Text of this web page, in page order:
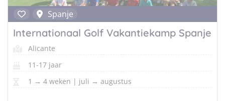
Spanje
Internationaal Golf Vakantiekamp Spanje
Alicante
11-17 jaar
1 → 4 weken | juli → augustus